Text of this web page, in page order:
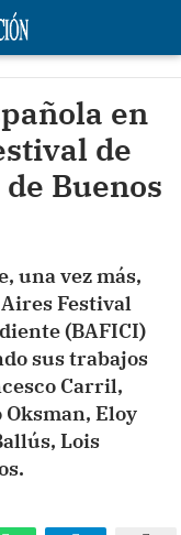
en
de
Buenos
una vez más,
Festival
(BAFICI)
sus trabajos
Carril,
Eloy
Lois